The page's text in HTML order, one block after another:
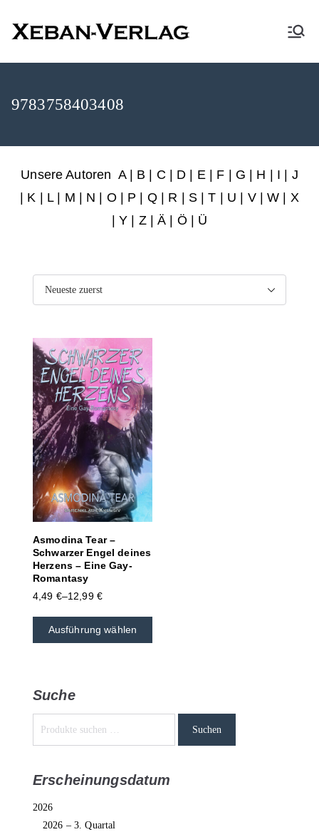
XEBAN-Verlag
9783758403408
Unsere Autoren A| B C D E| F G H I
J
K L| M N O P Q| R S |T U V|W
X
Y Z|Ä | Ö | Ü
Asmodina Tear –
Schwarzer Engel deines
Herzens – Eine Gay-
Romantasy
4,49 €–12,99 €
Ausführung wählen
Suche
Suchen
Erscheinungsdatum
2026
2026 – 3. Quartal